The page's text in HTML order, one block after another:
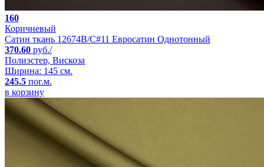
160
Коричневый
Сатин ткань 12674B/C#11 Евросатин Однотонный
370.60 руб./
Полиэстер, Вискоза
Ширина: 145 см.
245.5 пог.м.
в корзину